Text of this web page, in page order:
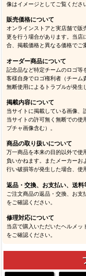
像はイメージとしてご覧くださ
販売価格について
オンラインストアと実店舗で販
更を行う場合があります。当店
合、掲載価格と異なる価格でご
オーダー商品について
記念品など特定チームのロゴ等
客様自身でロゴ権利者（チーム
無断使用によるトラブルが発生
掲載内容について
当サイトに掲載している画像、
当サイトの許可無く無断での使
プチャ画像含む）。
商品の取り扱いについて
万一商品を本来の目的以外で使
負いかねます。またメーカーお
行い破損等が発生した場合、使
返品・交換、お支払い、送料
ご注文商品の返品・交換、お支
をご確認ください。
修理対応について
当店で購入いただいたヘルメッ
をご確認ください。